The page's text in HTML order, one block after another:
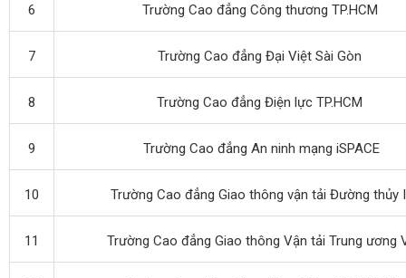
6 Trường Cao đẳng Công thương TP.HCM
7 Trường Cao đẳng Đại Việt Sài Gòn
8 Trường Cao đẳng Điện lực TP.HCM
9 Trường Cao đẳng An ninh mạng iSPACE
10 Trường Cao đẳng Giao thông vận tải Đường thủy
11 Trường Cao đẳng Giao thông Vận tải Trung ương